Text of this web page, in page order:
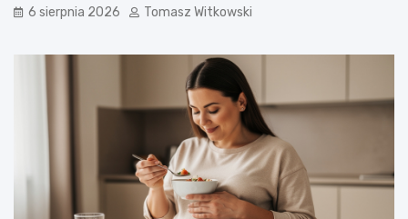
6 sierpnia 2026 Tomasz Witkowski